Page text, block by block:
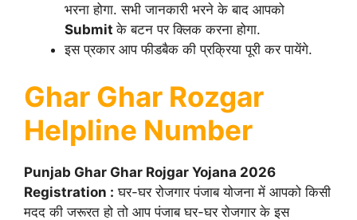
भरना होगा. सभी जानकारी भरने के बाद आपको
Submitके बटन पर क्लिक करना होगा.
इस प्रकार आप फीडबैक की प्रक्रिया पूरी कर पायेंगे.
Ghar Ghar Rozgar
Helpline Number
Punjab Ghar Ghar Rojgar Yojana 2026
Registration : घर-घर रोजगार पंजाब योजना में आपको किसी
मदद की जरूरत हो तो आप पंजाब घर-घर रोजगार के इस